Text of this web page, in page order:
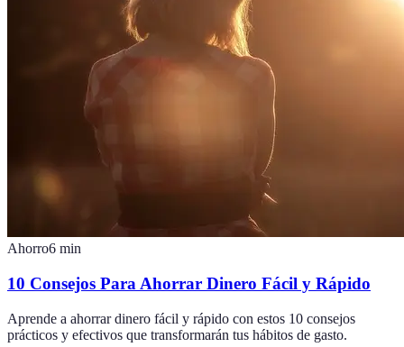
Ahorro6 min
10 Consejos Para Ahorrar Dinero Fácil y Rápido
Aprende a ahorrar dinero fácil y rápido con estos 10 consejos
prácticos y efectivos que transformarán tus hábitos de gasto.